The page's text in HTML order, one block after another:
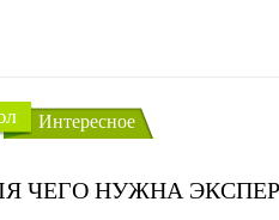
Интересное
ЧЕГО НУЖНА